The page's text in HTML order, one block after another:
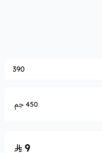
390
450 جم
9